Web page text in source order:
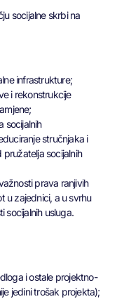
socijalne skrbi na
infrastrukture;
i rekonstrukcije
socijalnih
stručnjaka i
socijalnih
prava ranjivih
u zajednici, a u svrhu
socijalnih usluga.
i ostale projektno-
jedini trošak projekta);